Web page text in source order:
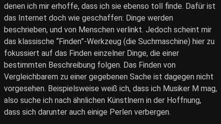
denen ich mir erhoffe, dass ich sie ebenso toll finde. Dafür ist
das Internet doch wie geschaffen: Dinge werden
beschrieben, und von Menschen verlinkt. Jedoch scheint mir
das klassische “Finden”-Werkzeug (die Suchmaschine) hier zu
fokussiert auf das Finden einzelner Dinge, die einer
bestimmten Beschreibung folgen. Das Finden von
Vergleichbarem zu einer gegebenen Sache ist dagegen nicht
vorgesehen. Beispielsweise weiß ich, dass ich Musiker M mag,
also suche ich nach ähnlichen Künstlnern in der Hoffnung,
dass sich darunter auch einige Perlen verbergen.